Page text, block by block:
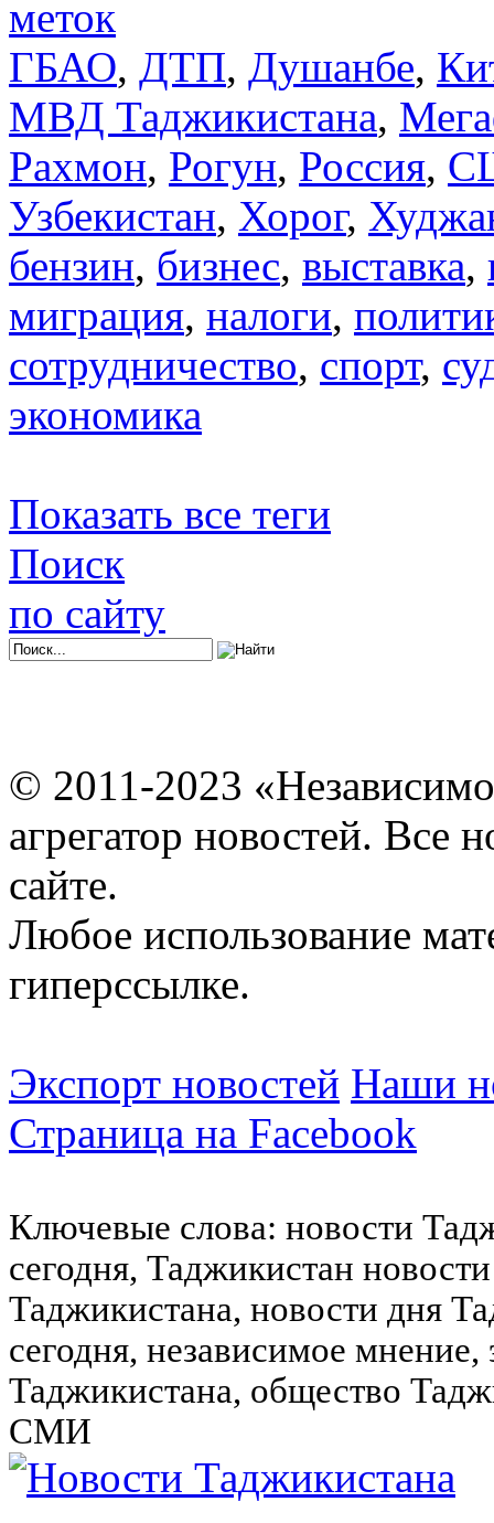
меток
ГБАО, ДТП, Душанбе,
МВД Таджикистана,
Рахмон, Рогун, Россия,
Узбекистан, Хорог,
бензин, бизнес, выставка,
миграция, налоги,
сотрудничество, спорт,
экономика
Показать все теги
Поиск
по сайту
© 2011-2023
агрегатор новостей. Все
сайте.
Любое использование
гиперссылке.
Экспорт новостей Наши
Страница на Facebook
Ключевые слова: новости
сегодня, Таджикистан
Таджикистана, новости дня
сегодня, независимое
Таджикистана, общество
СМИ